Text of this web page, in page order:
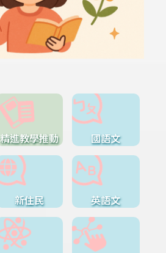
精進教學推動 國語文
新住民 英語文